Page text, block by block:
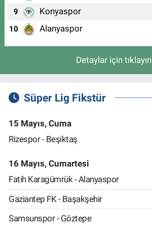
9 Konyaspor
10 Alanyaspor
Detaylar için tıklayın
Süper Lig Fikstür
15 Mayıs, Cuma
Rizespor - Beşiktaş
16 Mayıs, Cumartesi
Fatih Karagümrük - Alanyaspor
Gaziantep FK - Başakşehir
Samsunspor - Göztepe